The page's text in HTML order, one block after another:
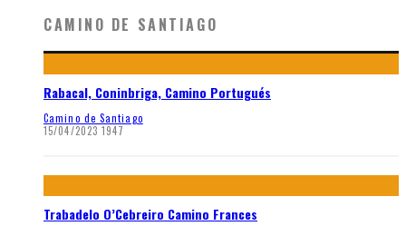
CAMINO DE SANTIAGO
Rabacal, Coninbriga, Camino Portugués
Camino de Santiago
15/04/2023 1947
Trabadelo O’Cebreiro Camino Frances